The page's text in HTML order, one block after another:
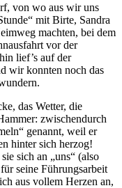
von wo aus wir uns
mit Birte, Sandra
machten, bei dem
vor der
lief’s auf der
wir konnten noch das
das Wetter, die
zwischendurch
genannt, weil er
hinter sich herzog!
sich an „uns“ (also
seine Führungsarbeit
aus vollem Herzen an,